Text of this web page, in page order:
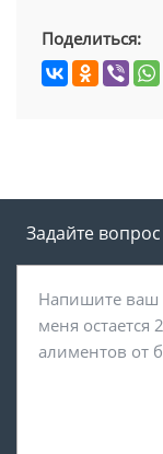
Поделиться:
Задайте